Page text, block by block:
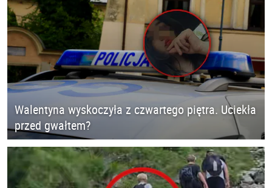
Walentyna wyskoczyła z czwartego piętra. Uciekła
przed gwałtem?